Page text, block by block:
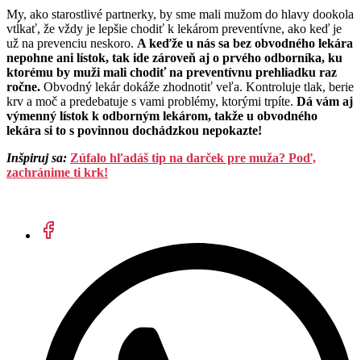
My, ako starostlivé partnerky, by sme mali mužom do hlavy dookola
vtĺkať, že vždy je lepšie chodiť k lekárom preventívne, ako keď je
už na prevenciu neskoro. A keďže u nás sa bez obvodného lekára
nepohne ani lístok, tak ide zároveň aj o prvého odborníka, ku
ktorému by muži mali chodiť na preventívnu prehliadku raz
ročne. Obvodný lekár dokáže zhodnotiť veľa. Kontroluje tlak, berie
krv a moč a predebatuje s vami problémy, ktorými trpíte. Dá vám aj
výmenný lístok k odborným lekárom, takže u obvodného
lekára si to s povinnou dochádzkou nepokazte!
Inšpiruj sa: Zúfalo hľadáš tip na darček pre muža? Poď,
zachránime ti krk!